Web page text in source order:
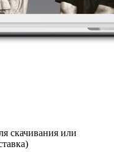
скачивания или